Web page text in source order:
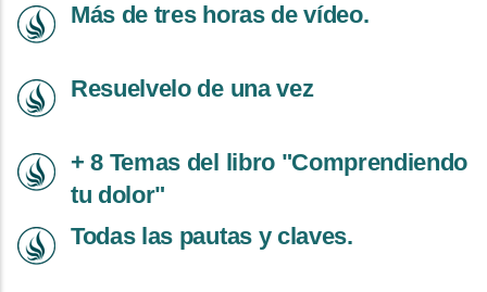
Más de tres horas de vídeo.
Resuelvelo de una vez
+ 8 Temas del libro "Comprendiendo
tu dolor"
Todas las pautas y claves.